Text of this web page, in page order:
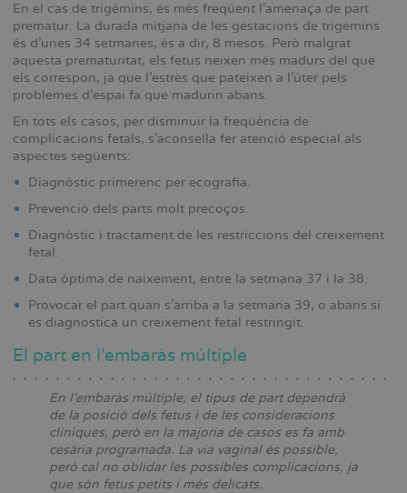
En el cas de trigèmins, és més freqüent l’amenaça de part
prematur. La durada mitjana de les gestacions de trigèmins
és d’unes 34 setmanes, és a dir, 8 mesos. Però malgrat
aquesta prematuritat, els fetus neixen més madurs del que
els correspon, ja que l’estrès que pateixen a l’úter pels
problemes d’espai fa que madurin abans.
En tots els casos, per disminuir la freqüència de
complicacions fetals, s’aconsella fer atenció especial als
aspectes següents:
Diagnòstic primerenc per ecografia.
Prevenció dels parts molt precoços.
Diagnòstic i tractament de les restriccions del creixement
fetal.
Data òptima de naixement, entre la setmana 37 i la 38.
Provocar el part quan s’arriba a la setmana 39, o abans si
es diagnostica un creixement fetal restringit.
El part en l’embaràs múltiple
En l’embaràs múltiple, el tipus de part dependrà
de la posició dels fetus i de les consideracions
clíniques, però en la majoria de casos es fa amb
cesària programada. La via vaginal és possible,
però cal no oblidar les possibles complicacions, ja
que són fetus petits i més delicats.